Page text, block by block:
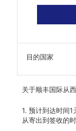
目的国家
关于顺丰国际从
1. 预计到达时间
从寄出到签收的时